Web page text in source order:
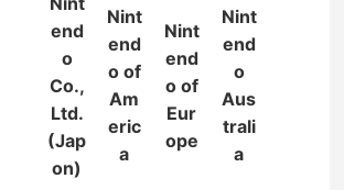
end
o
Co.,
Ltd.
(Jap
on)
Nint
end
o of
Am
eric
a
Nint
end
o of
Eur
ope
Nint
end
o
Aus
trali
a